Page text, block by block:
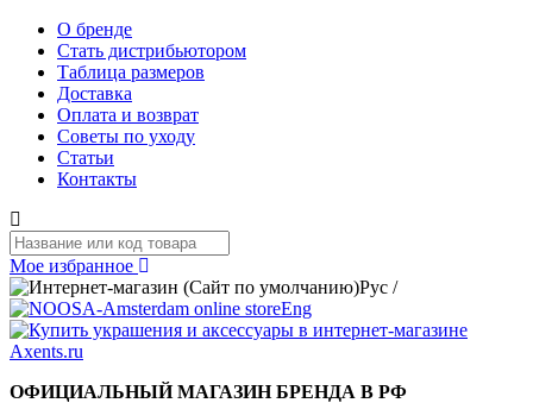
О бренде
Стать дистрибьютором
Таблица размеров
Доставка
Оплата и возврат
Советы по уходу
Статьи
Контакты
Мое избранное
Рус /
Eng
ОФИЦИАЛЬНЫЙ МАГАЗИН БРЕНДА В РФ